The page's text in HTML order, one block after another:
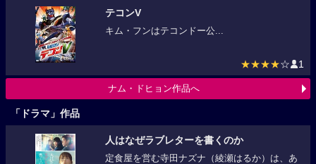
テコンV
キム・フンはテコンドー公...
★★★★☆ 1
ナム・ドヒョン作品へ
「ドラマ」作品
人はなぜラブレターを書くのか
定食屋を営む寺田ナズナ（綾瀬はるか）は、あ